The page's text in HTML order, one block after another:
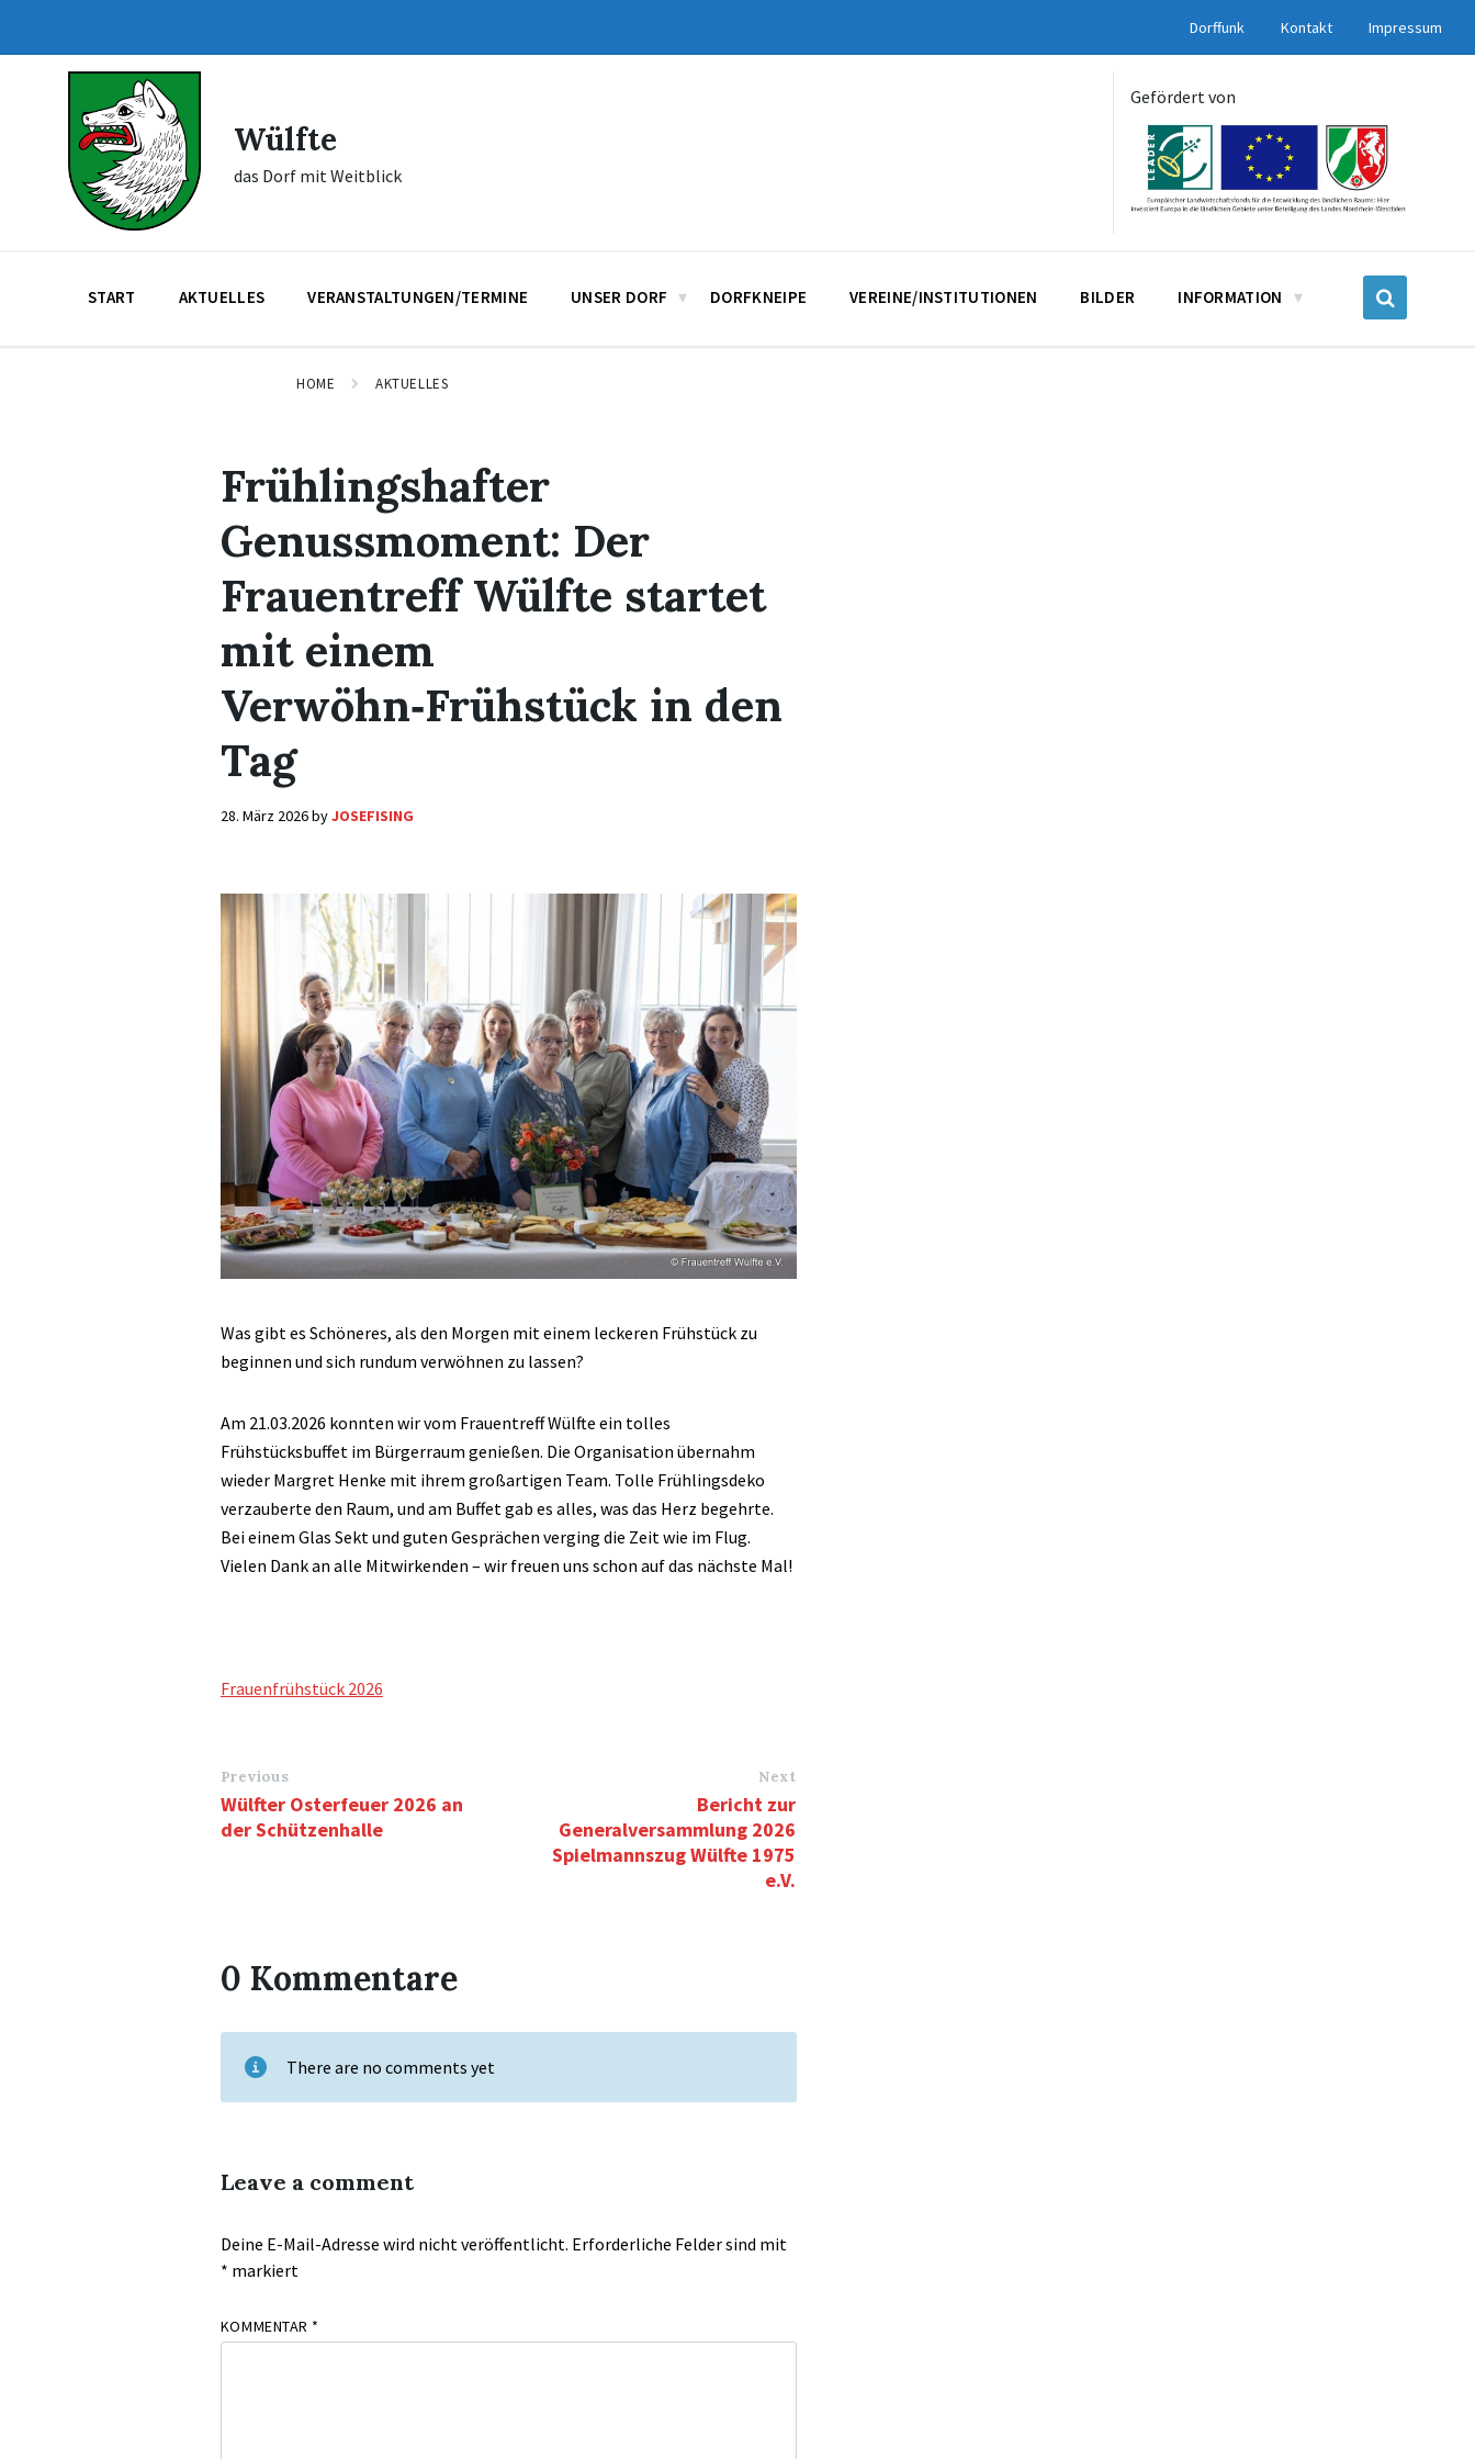
navigation
Dorffunk Kontakt Impressum
Wülfte
das Dorf mit Weitblick
Gefördert von
START AKTUELLES VERANSTALTUNGEN/TERMINE UNSER DORF DORFKNEIPE VEREINE/INSTITUTIONEN BILDER INFORMATION
HOME AKTUELLES
Frühlingshafter
Genussmoment: Der
Frauentreff Wülfte startet
mit einem
Verwöhn‑Frühstück in den
Tag
28. März 2026byJOSEFISING
Was gibt es Schöneres, als den Morgen mit einem leckeren Frühstück zu
beginnen und sich rundum verwöhnen zu lassen?
Am 21.03.2026 konnten wir vom Frauentreff Wülfte ein tolles
Frühstücksbuffet im Bürgerraum genießen. Die Organisation übernahm
wieder Margret Henke mit ihrem großartigen Team. Tolle Frühlingsdeko
verzauberte den Raum, und am Buffet gab es alles, was das Herz begehrte.
Bei einem Glas Sekt und guten Gesprächen verging die Zeit wie im Flug.
Vielen Dank an alle Mitwirkenden – wir freuen uns schon auf das nächste Mal!
Frauenfrühstück 2026
Previous
Wülfter Osterfeuer 2026 an
der Schützenhalle
Next
Bericht zur
Generalversammlung 2026
Spielmannszug Wülfte 1975
e.V.
0 Kommentare
There are no comments yet
Leave a comment
Deine E-Mail-Adresse wird nicht veröffentlicht. Erforderliche Felder sind mit
* markiert
KOMMENTAR *